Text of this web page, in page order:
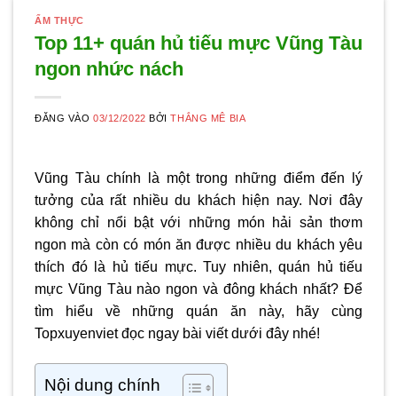
ẨM THỰC
Top 11+ quán hủ tiếu mực Vũng Tàu
ngon nhức nách
ĐĂNG VÀO03/12/2022 BỞITHẮNG MÊ BIA
Vũng Tàu chính là một trong những điểm đến lý
tưởng của rất nhiều du khách hiện nay. Nơi đây
không chỉ nổi bật với những món hải sản thơm
ngon mà còn có món ăn được nhiều du khách yêu
thích đó là hủ tiếu mực. Tuy nhiên, quán hủ tiếu
mực Vũng Tàu nào ngon và đông khách nhất? Để
tìm hiểu về những quán ăn này, hãy cùng
Topxuyenviet đọc ngay bài viết dưới đây nhé!
Nội dung chính